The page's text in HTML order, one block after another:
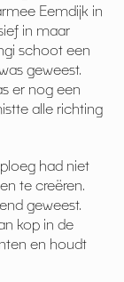
Eemdijk in
in maar
schoot een
geweest.
er nog een
alle richting
had niet
te creëren.
geweest.
kop in de
en houdt